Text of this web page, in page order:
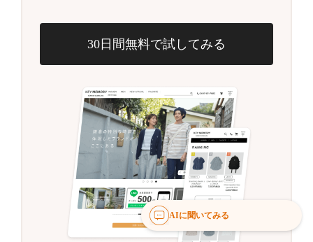
30日間無料で試してみる
AIに聞いてみる